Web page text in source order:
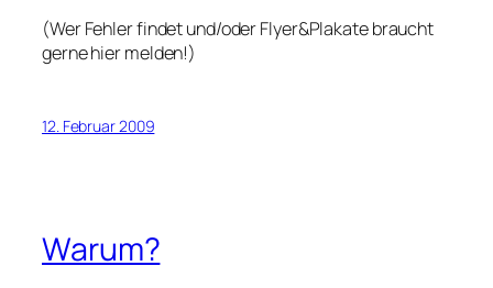
(Wer Fehler findet und/oder Flyer&Plakate braucht
gerne hier melden!)
12. Februar 2009
Warum?